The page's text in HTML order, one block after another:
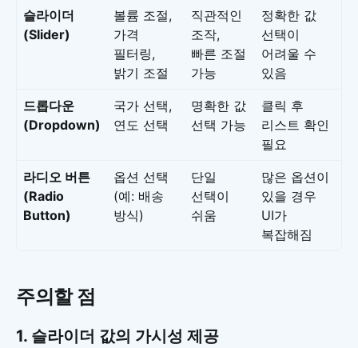
슬라이더
(Slider)
볼륨 조절,
가격
필터링,
밝기 조절
직관적인
조작,
빠른 조절
가능
정확한 값
선택이
어려울 수
있음
드롭다운
(Dropdown)
국가 선택,
연도 선택
명확한 값
선택 가능
클릭 후
리스트 확인
필요
라디오 버튼
(Radio
Button)
옵션 선택
(예: 배송
방식)
단일
선택이
쉬움
많은 옵션이
있을 경우
UI가
복잡해짐
주의할 점
1. 슬라이더 값의 가시성 제공